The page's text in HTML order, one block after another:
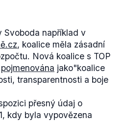
Svoboda například v
, koalice měla zásadní
Nová koalice s TOP
pojmenována jako"koalice
transparentnosti a boje
přesný údaj o
kdy byla vypovězena